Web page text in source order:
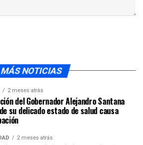
MÁS NOTICIAS
2 meses atrás
del Gobernador Alejandro Santana
su delicado estado de salud causa
2 meses atrás